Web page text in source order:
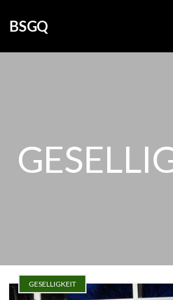
BSGQ
GESELLIGKEIT